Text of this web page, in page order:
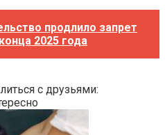
продлило запрет
2025 года
с друзьями: